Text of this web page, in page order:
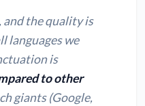
and the quality is
languages we
is
to other
giants (Google,